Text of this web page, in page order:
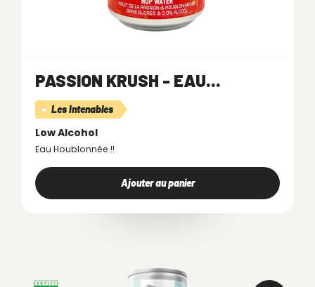
PASSION KRUSH - EAU...
Les Intenables
Low Alcohol
Eau Houblonnée !!
Ajouter au panier